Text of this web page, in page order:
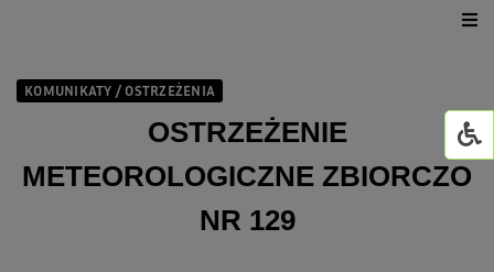
Jednostki organizacyjne
KOMUNIKATY / OSTRZEŻENIA
OSTRZEŻENIE
METEOROLOGICZNE ZBIORCZO
NR 129